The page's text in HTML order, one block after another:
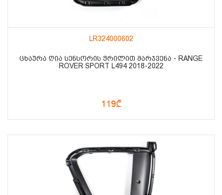
LR324000602
ᲪᲮᲐᲣᲠᲐ ᲦᲘᲐ ᲡᲔᲜᲡᲝᲠᲘᲡ ᲭᲠᲘᲚᲘᲗ ᲛᲐᲠᲯᲕᲔᲜᲐ - RANGE
ROVER SPORT L494 2018-2022
119₾